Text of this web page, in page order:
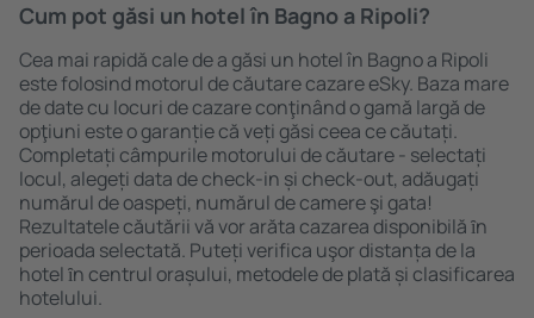
Cum pot găsi un hotel în Bagno a Ripoli?
Cea mai rapidă cale de a găsi un hotel în Bagno a Ripoli
este folosind motorul de căutare cazare eSky. Baza mare
de date cu locuri de cazare conţinând o gamă largă de
opţiuni este o garanție că veți găsi ceea ce căutați.
Completați câmpurile motorului de căutare - selectați
locul, alegeți data de check-in și check-out, adăugați
numărul de oaspeți, numărul de camere şi gata!
Rezultatele căutării vă vor arăta cazarea disponibilă ȋn
perioada selectată. Puteți verifica uşor distanța de la
hotel ȋn centrul orașului, metodele de plată și clasificarea
hotelului.